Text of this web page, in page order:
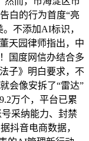
白的行为首度“亮
不添加AI标识，
天园律师指出，中
国度网信办结合多
子》明白要求，不
会像安拆了“雷达”
万个，平台已累
采纳能力、封禁
抖音电商数据，